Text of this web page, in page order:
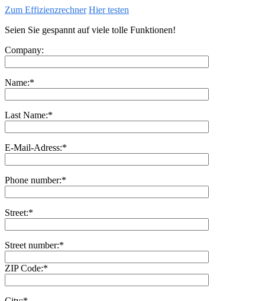
Zum Effizienzrechner Hier testen
Seien Sie gespannt auf viele tolle Funktionen!
Company:
Name:*
Last Name:*
E-Mail-Adress:*
Phone number:*
Street:*
Street number:*
ZIP Code:*